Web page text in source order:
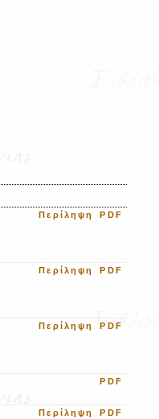
Περίληψη PDF
Περίληψη PDF
Περίληψη PDF
PDF
Περίληψη PDF